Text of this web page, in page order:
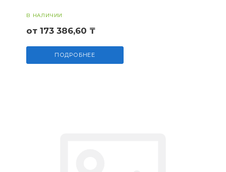
В НАЛИЧИИ
от 173 386,60 ₸
ПОДРОБНЕЕ